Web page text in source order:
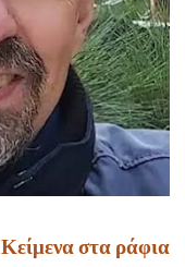
Κείμενα στα ράφια